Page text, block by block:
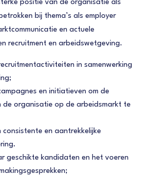
positie van de organisatie als
bij thema’s als employer
en actuele
recruitment en arbeidswetgeving.
in samenwerking
en initiatieven om de
de organisatie op de arbeidsmarkt te
consistente en aantrekkelijke
geschikte kandidaten en het voeren